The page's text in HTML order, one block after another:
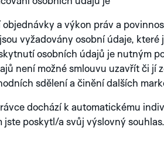
ANALOG
GRAPHIC
SUTNAR
APLOS GRAPHIC
HODINEK
objednávky a výkon práv a
vyžadovány osobní údaje,
osobních údajů je nutným
není možné smlouvu uzavřít či jí
sdělení a činění dalších
dochází k automatickému
jste poskytl/a svůj výslovný